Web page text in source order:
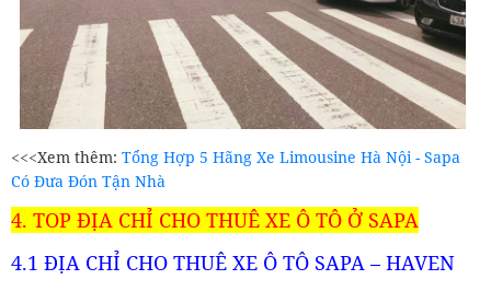
<<<Xem thêm: Tổng Hợp 5 Hãng Xe Limousine Hà Nội - Sapa
Có Đưa Đón Tận Nhà
4. TOP ĐỊA CHỈ CHO THUÊ XE Ô TÔ Ở SAPA
4.1 ĐỊA CHỈ CHO THUÊ XE Ô TÔ SAPA – HAVEN